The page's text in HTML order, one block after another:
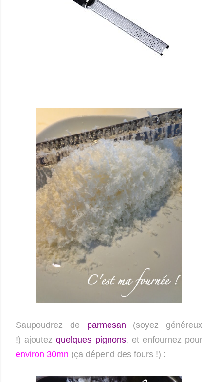
Saupoudrez de parmesan (soyez généreux
!) ajoutezquelques pignons, et enfournez pour
environ 30mn (ça dépend des fours !) :